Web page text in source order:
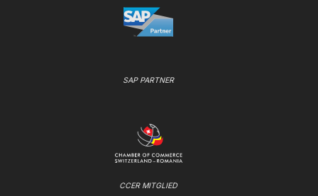
SAP PARTNER
CCER MITGLIED